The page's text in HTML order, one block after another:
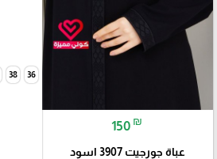
150 ₪
عباة جورجيت 3907 اسود
36
38